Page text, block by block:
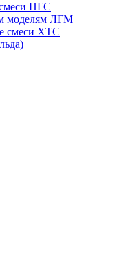
ПГС
моделям ЛГМ
смеси ХТС